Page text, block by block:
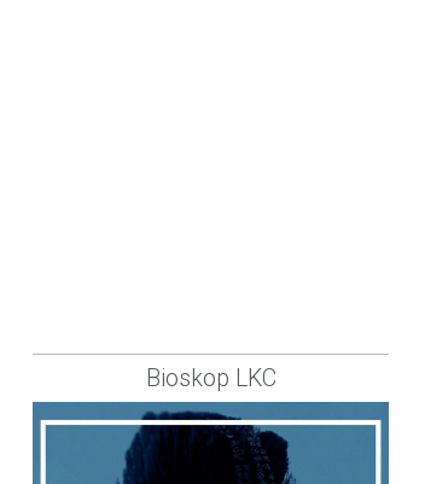
Bioskop LKC